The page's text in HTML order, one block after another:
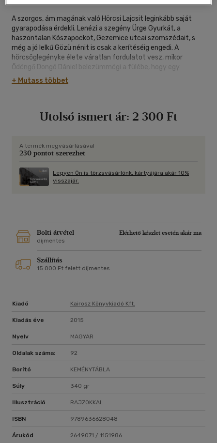
A szorgos, ám magának való Hörcsi Lajcsit leginkább saját
gyarapodása érdekli. Lenézi a szegény Ürge Gyurkát, a
haszontalan Kószapockot, Gezemice utcai szomszédait, s
még a jó lelkű Gözü nénit is csak a kerítéséig engedi. A
hörcsöglegényke élete váratlan fordulatot vesz, mikor
Ődöngő Dongó Dániel belezümmögi a fülébe, hogy egy
meseszép hörcsöglány Gálád Görény fogságában él, és
kiszabadításra vár...
+ Mutass többet
Utolsó ismert ár: 2 300 Ft
A termék megvásárlásával
230 pontot szerezhet
Legyen Ön is törzsvásárlónk, kártyájára akár 10%
visszajár.
Bolti átvétel
Elérhető készlet esetén akár ma
díjmentes
Szállítás
15 000 Ft felett díjmentes
Kiadó Kairosz Könyvkiadó Kft.
Kiadás éve 2015
Nyelv MAGYAR
Oldalak száma: 92
Borító KEMÉNYTÁBLA
Súly 340 gr
Illusztráció RAJZOKKAL
ISBN 9789636628048
Árukód 2649071 / 1151986